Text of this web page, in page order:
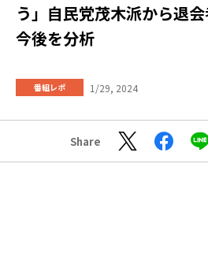
う」自民党茂木派から退
今後を分析
番組レポ 1/29, 2024
Share